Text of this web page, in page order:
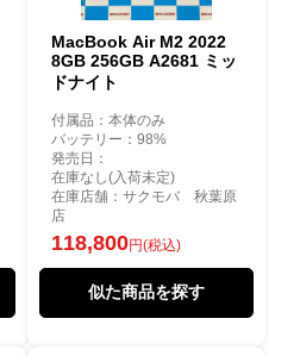
MacBook Air M2 2022
8GB 256GB A2681 ミッ
ドナイト
付属品：本体のみ
バッテリー：98%
発売日：
在庫なし(入荷未定)
在庫店舗：サクモバ 秋葉原
店
118,800円(税込)
似た商品を探す